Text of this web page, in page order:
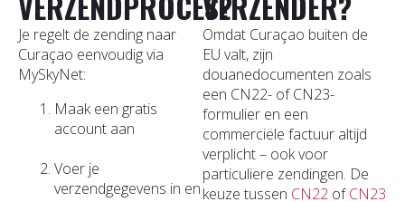
Je regelt de zending naar
Curaçao eenvoudig via
MySkyNet:
Maak een gratis
account aan
Voer je
verzendgegevens in en
Omdat Curaçao buiten de
EU valt, zijn
douanedocumenten zoals
een CN22- of CN23-
formulier en een
commerciële factuur altijd
verplicht – ook voor
particuliere zendingen. De
keuze tussen CN22 ofCN23